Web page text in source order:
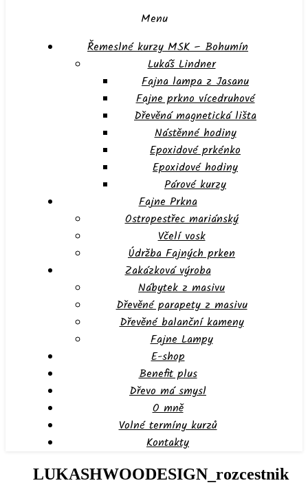
Menu
Řemeslné kurzy MSK – Bohumín
Lukáš Lindner
Fajna lampa z Jasanu
Fajne prkno vícedruhové
Dřevěná magnetická lišta
Nástěnné hodiny
Epoxidové prkénko
Epoxidové hodiny
Párové kurzy
Fajne Prkna
Ostropestřec mariánský
Včelí vosk
Údržba Fajných prken
Zakázková výroba
Nábytek z masivu
Dřevěné parapety z masivu
Dřevěné balanční kameny
Fajne Lampy
E-shop
Benefit plus
Dřevo má smysl
O mně
Volné termíny kurzů
Kontakty
LUKASHWOODESIGN_rozcestnik